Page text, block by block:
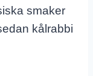
smaker
kålrabbi